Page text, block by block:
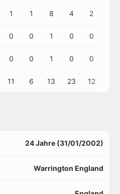
1 1 8 4 2
0 0 1 0 0
0 0 1 0 0
11 6 13 23 12
24 Jahre (31/01/2002)
Warrington England